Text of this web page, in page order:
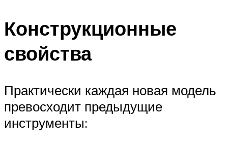
Конструкционные
свойства
Практически каждая новая модель
превосходит предыдущие
инструменты: